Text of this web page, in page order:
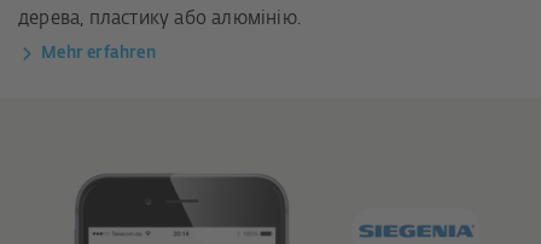
дерева, пластику або алюмінію.
Mehr erfahren